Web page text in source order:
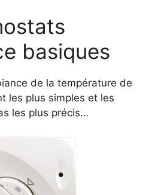
basiques
de la température de
les plus simples et les
les plus précis…